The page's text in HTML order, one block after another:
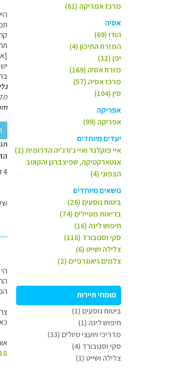
מרכז אמריקה (81)
אסיה
הודו (69)
המזרח התיכון (4)
יפן (32)
מזרח אסיה (169)
מרכז אסיה (57)
סין (104)
אפריקה
אפריקה (99)
יעדים מיוחדים
איי פוקלנד ואיי ג'ורג'יה הדרומית (2)
אנטארקטיקה, שפיצברגן והקוטב
הצפוני (4)
נושאים מיוחדים
ביטוח נוסעים (26)
בריאות מטיילים (74)
חיפוש לינה (16)
סקי וסנובורד (118)
צלילה ושייט (6)
צלמים גיאוגרפיים (2)
מומחי תיירות
ביטוח נוסעים (1)
חיפוש לינה (1)
מדריכי ויועצי טיולים (33)
סקי וסנובורד (4)
צלילה ושייט (1)
4 דצמבר, 2018